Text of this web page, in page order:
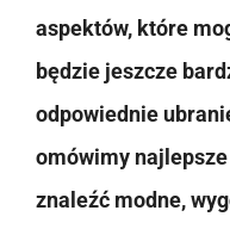
aspektów, które
będzie jeszcze
odpowiednie
omówimy
znaleźć modne,